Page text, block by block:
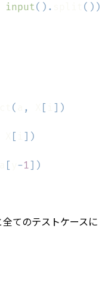
input( ) . ( ) )
( , [ ] )
[ ] )
[ -1] )
全てのテストケースに